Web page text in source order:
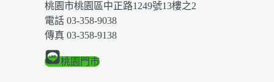
桃園市桃園區中正路1249號13樓之2
電話 03-358-9038
傳真 03-358-9138
桃園門市